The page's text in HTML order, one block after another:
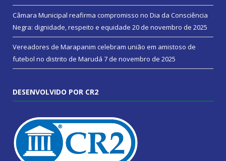
Câmara Municipal reafirma compromisso no Dia da Consciência
Negra: dignidade, respeito e equidade 20 de novembro de 2025
Vereadores de Marapanim celebram união em amistoso de
futebol no distrito de Marudá 7 de novembro de 2025
DESENVOLVIDO POR CR2